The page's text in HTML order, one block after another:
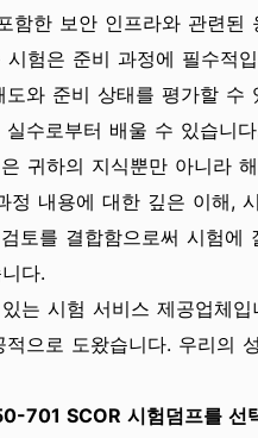
함한 보안 인프라와 관련된
험은 준비 과정에 필수적
도와 준비 상태를 평가할
수로부터 배울 수 있습니
귀하의 지식뿐만 아니라
정 내용에 대한 깊은 이해,
토를 결합함으로써 시험에
다.
는 시험 서비스 제공업체
으로 도왔습니다. 우리의
701 SCOR 시험덤프를 선